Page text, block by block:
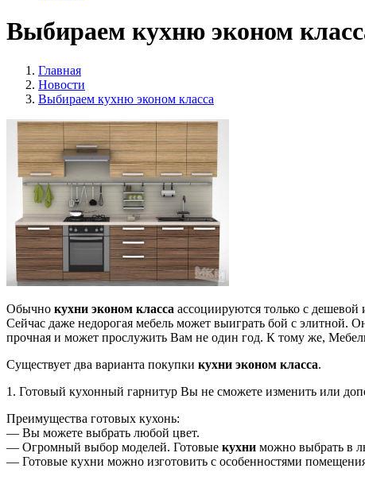
Выбираем кухню эконом
Главная
Новости
Выбираем кухню эконом класса
Обычно кухни эконом класса ассоциируются только с
Сейчас даже недорогая мебель может выиграть бой с элитной.
прочная и может прослужить Вам не один год. К тому же,
Существует два варианта покупки кухни эконом класса.
1. Готовый кухонный гарнитур Вы не сможете изменить или
Преимущества готовых кухонь:
— Вы можете выбрать любой цвет.
— Огромный выбор моделей. Готовые кухни можно выбрать в
— Готовые кухни можно изготовить с особенностями